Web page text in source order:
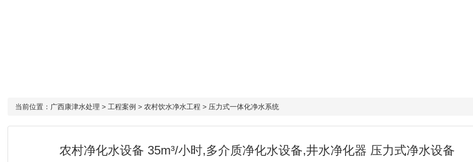
当前位置： 广西康津水处理 > 工程案例 > 农村饮水净水工程 > 压力式一体化净水系统
农村净化水设备 35m³/小时,多介质净化水设备,井水净化器 压力式净水设备